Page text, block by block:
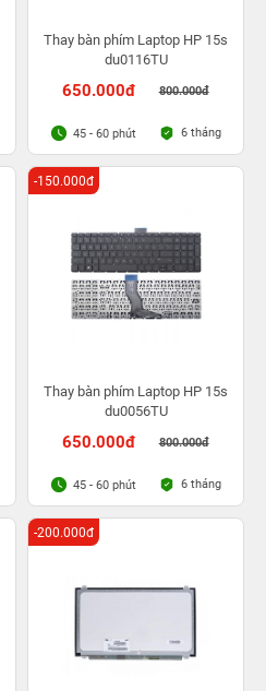
Thay bàn phím Laptop HP 15s
du0116TU
650.000đ 800.000đ
45 - 60 phút 6 tháng
Thay bàn phím Laptop HP 15s
du0056TU
650.000đ 800.000đ
-150.000đ
45 - 60 phút 6 tháng
-200.000đ